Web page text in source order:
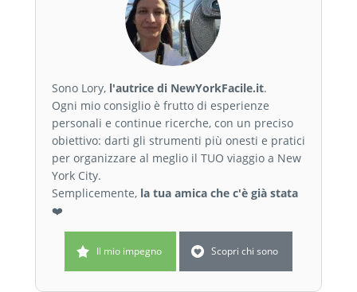
Sono Lory, l'autrice di NewYorkFacile.it.
Ogni mio consiglio è frutto di esperienze
personali e continue ricerche, con un preciso
obiettivo: darti gli strumenti più onesti e pratici
per organizzare al meglio il TUO viaggio a New
York City.
Semplicemente, la tua amica che c'è già stata
❤️
Il mio impegno Scopri chi sono